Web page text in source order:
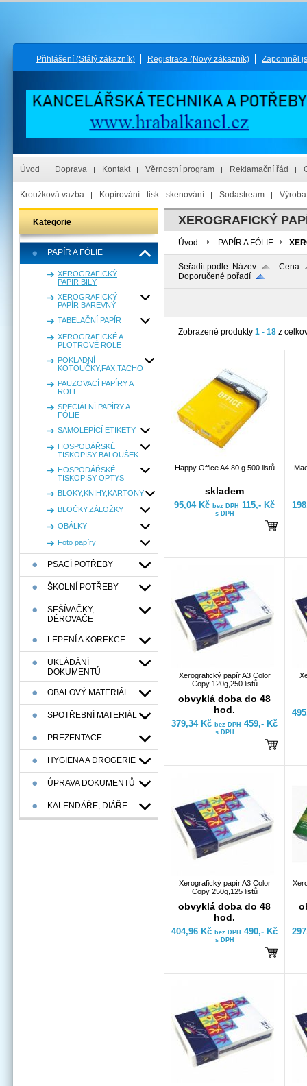
Přihlášení (Stálý zákazník) Registrace (Nový zákazník) Zapomněl
Úvod Doprava Kontakt Věrnostní program Reklamační řád
Kroužková vazba Kopírování - tisk - skenování Sodastream
Kategorie
PAPÍR A FÓLIE
XEROGRAFICKÝ
PAPÍR BÍLÝ
XEROGRAFICKÝ
PAPÍR BAREVNÝ
TABELAČNÍ PAPÍR
XEROGRAFICKÉ A
PLOTROVÉ ROLE
POKLADNÍ
KOTOUČKY,FAX,TACHO
PAUZOVACÍ PAPÍRY A
ROLE
SPECIÁLNÍ PAPÍRY A
FÓLIE
SAMOLEPÍCÍ ETIKETY
HOSPODÁŘSKÉ
TISKOPISY BALOUŠEK
HOSPODÁŘSKÉ
TISKOPISY OPTYS
BLOKY,KNIHY,KARTONY
BLOČKY,ZÁLOŽKY
OBÁLKY
Foto papíry
PSACÍ POTŘEBY
ŠKOLNÍ POTŘEBY
SEŠÍVAČKY,
DĚROVAČE
LEPENÍ A KOREKCE
UKLÁDÁNÍ
DOKUMENTÚ
OBALOVÝ MATERIÁL
SPOTŘEBNÍ MATERIÁL
PREZENTACE
HYGIENA A DROGERIE
ÚPRAVA DOKUMENTŮ
KALENDÁŘE, DIÁŘE
XEROGRAFICKÝ
Úvod PAPÍR A FÓLIE
Seřadit podle: Název
Cena
Doporučené pořadí
Zobrazené produkty 1 - 18 z
Happy Office A4 80 g 500 listů
skladem
95,04 Kč bez DPH 115,- Kč
s DPH
Xerografický papír A3 Color
Copy 120g,250 listů
obvyklá doba do 48
hod.
379,34 Kč bez DPH 459,- Kč
s DPH
Xerografický papír A3 Color
Copy 250g,125 listů
obvyklá doba do 48
hod.
404,96 Kč bez DPH 490,- Kč
s DPH